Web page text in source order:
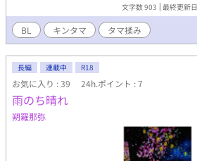
賀 玄英の右腕。法務担当。 ジェシカ
「マドンナ」のマスター 恒星の昔馴染
うぞう・７０代半ば）青葉造園の社長で
清武（どい きよたけ・４０代前半）青
代わりで母代わりでもある。 達（専務）
葉造園の兄貴分のベテラン職人達 ダイ
清武に次ぐ期待の若手。ベトナム出身の
ャン（３９歳） 玄英のアメリカ時代の元
呼ばれる大富豪。 カーラ・イェン 大手
ＥＯ 遠山萌怜（とおやま もりー） 玄
怜の伴侶。アーティスト。
文字数 903 最終更新
BL キンタマ タマ揉み
長編 連載中 R18
お気に入り : 39 24h.ポイント : 7
雨のち晴れ
朔羅那弥